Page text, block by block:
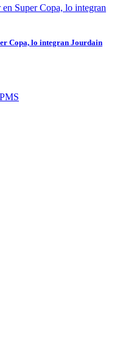
Copa, lo integran Jourdain